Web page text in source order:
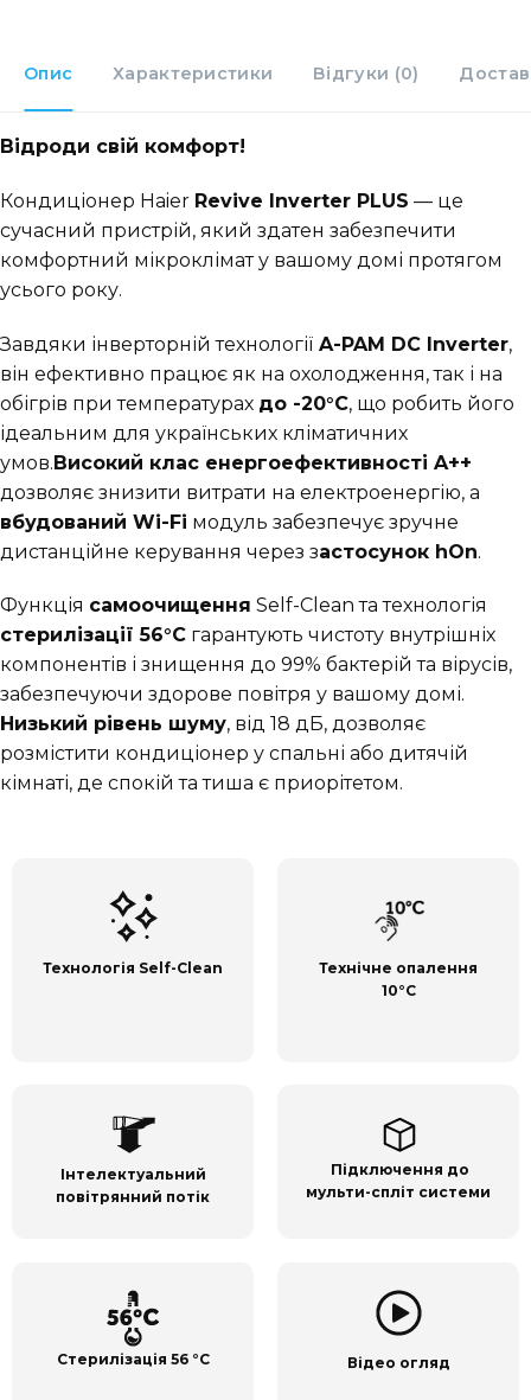
Опис Характеристики Відгуки (0)
Відроди свій комфорт!
​Кондиціонер Haier Revive Inverter PLUS — це
сучасний пристрій, який здатен забезпечити
комфортний мікроклімат у вашому домі протягом
усього року.
Завдяки інверторній технології A-PAM DC Inverter,
він ефективно працює як на охолодження, так і на
обігрів при температурах до -20°C, що робить його
ідеальним для українських кліматичних
умов.Високий клас енергоефективності A++
дозволяє знизити витрати на електроенергію, а
вбудований Wi-Fi модуль забезпечує зручне
дистанційне керування через застосунок hOn.
Функція самоочищення Self-Clean та технологія
стерилізації 56°C гарантують чистоту внутрішніх
компонентів і знищення до 99% бактерій та вірусів,
забезпечуючи здорове повітря у вашому домі.
Низький рівень шуму, від 18 дБ, дозволяє
розмістити кондиціонер у спальні або дитячій
кімнаті, де спокій та тиша є приорітетом.
Технологія Self-Clean
Технічне опалення
10°С
Інтелектуальний
повітрянний потік
Підключення до
мульти-спліт системи
Стерилізація 56 °C Відео огляд